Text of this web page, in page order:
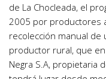
de La Chocleada, el
2005 por productores
recolección manual de
productor rural, que
Negra S.A, propietaria